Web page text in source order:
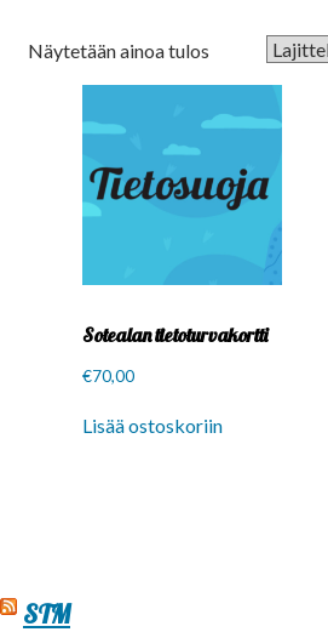
Näytetään ainoa tulos
Sotealan tietoturvakortti
€70,00
Lisää ostoskoriin
STM